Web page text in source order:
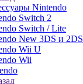
Nintendo
Switch 2
Switch / Lite
New 3DS и 2DS
Wii U
Wii